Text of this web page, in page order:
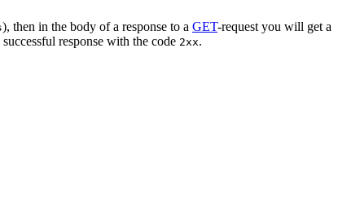
), then in the body of a response to a GET-request you will get a
response with the code 2xx.